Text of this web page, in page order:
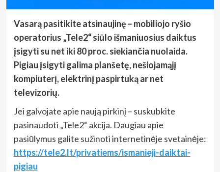
Vasarą pasitikite atsinaujinę – mobiliojo ryšio
operatorius „Tele2“ siūlo išmaniuosius daiktus
įsigyti su net iki 80 proc. siekiančia nuolaida.
Pigiau įsigyti galima planšetę, nešiojamąjį
kompiuterį, elektrinį paspirtuką ar net
televizorių.
Jei galvojate apie naują pirkinį – suskubkite
pasinaudoti „Tele2“ akcija. Daugiau apie
pasiūlymus galite sužinoti internetinėje svetainėje:
https://tele2.lt/privatiems/ismanieji-daiktai-
pigiau